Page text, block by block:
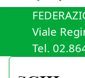
Viale
Tel.